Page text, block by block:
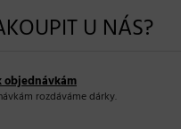
U NÁS?
objednávkám
rozdáváme dárky.